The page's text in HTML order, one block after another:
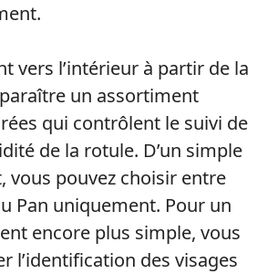
vers l’intérieur à partir de la
un assortiment
qui contrôlent le suivi de
de la rotule. D’un simple
vous pouvez choisir entre
Pan uniquement. Pour un
encore plus simple, vous
l’identification des visages